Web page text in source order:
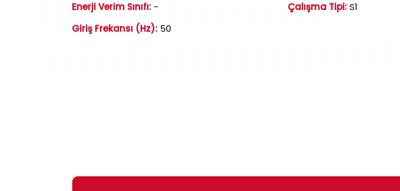
Enerji Verim Sınıfı: -
Giriş Frekansı (Hz): 50
Çalışma Tipi:S1